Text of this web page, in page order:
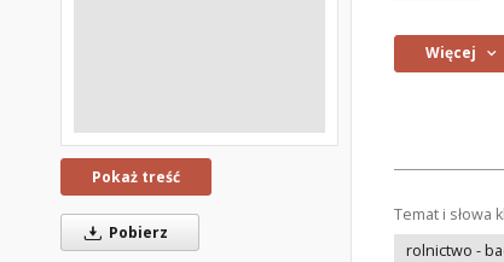
Pokaż treść
Pobierz
Więcej
Temat i słowa
rolnictwo -